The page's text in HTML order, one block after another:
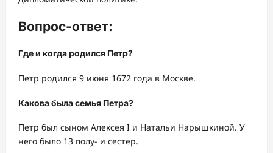
Вопрос-ответ:
Где и когда родился Петр?
Петр родился 9 июня 1672 года в Москве.
Какова была семья Петра?
Петр был сыном Алексея I и Натальи Нарышкиной. У
него было 13 полу- и сестер.